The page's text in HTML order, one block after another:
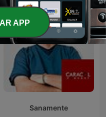
Sanamente
APP